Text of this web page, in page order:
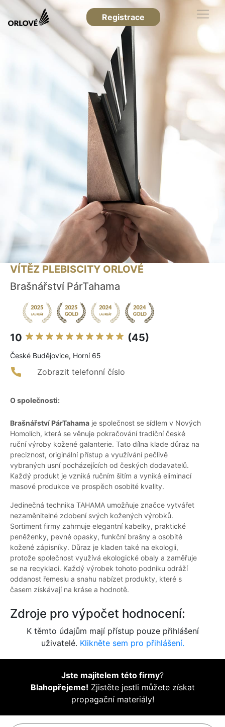
Registrace
VÍTĚZ PLEBISCITY ORLOVÉ
Brašnářství PárTahama
10 (45)
České Budějovice, Horní 65
Zobrazit telefonní číslo
O společnosti:
Brašnářství PárTahama je společnost se sídlem v Nových
Homolích, která se věnuje pokračování tradiční české
ruční výroby kožené galanterie. Tato dílna klade důraz na
preciznost, originální přístup a využívání pečlivě
vybraných usní pocházejících od českých dodavatelů.
Každý produkt je vzniká ručním šitím a vyniká eliminací
masové produkce ve prospěch osobité kvality.
Jedinečná technika TAHAMA umožňuje značce vytvářet
nezaměnitelné zdobení svých kožených výrobků.
Sortiment firmy zahrnuje elegantní kabelky, praktické
peněženky, pevné opasky, funkční brašny a osobité
kožené zápisníky. Důraz je kladen také na ekologii,
protože společnost využívá ekologické obaly a zaměřuje
se na recyklaci. Každý výrobek tohoto podniku odráží
oddanost řemeslu a snahu nabízet produkty, které s
časem získávají na kráse a hodnotě.
Zdroje pro výpočet hodnocení:
K těmto údajům mají přístup pouze přihlášení
uživatelé. Klikněte sem pro přihlášení.
Jste majitelem této firmy?
Blahopřejeme! Zjistěte jestli můžete získat
propagační materiály!